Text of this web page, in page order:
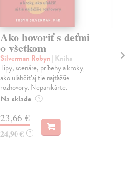
Ako hovoriť s deťmi
o všetkom
Silverman Robyn | Kniha
Tipy, scenáre, príbehy a kroky,
ako uľahčiť aj tie najťažšie
rozhovory. Nepanikárte.
Na sklade ?
23,66 €
24,90 € ?